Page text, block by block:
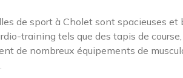
de sport à Cholet sont spacieuses
training tels que des tapis de
de nombreux équipements de